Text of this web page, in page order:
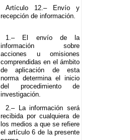
Artículo 12.– Envío y
recepción de información.
1.– El envío de la
información sobre
acciones u omisiones
comprendidas en el ámbito
de aplicación de esta
norma determina el inicio
del procedimiento de
investigación.
2.– La información será
recibida por cualquiera de
los medios a que se refiere
el artículo 6 de la presente